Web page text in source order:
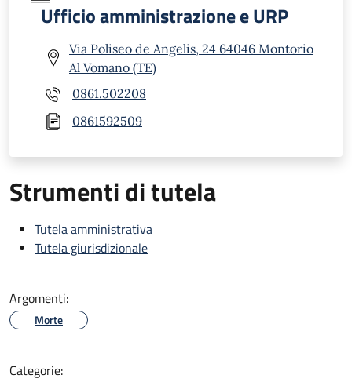
Ufficio amministrazione e URP
Via Poliseo de Angelis, 24 64046 Montorio
Al Vomano (TE)
0861.502208
0861592509
Strumenti di tutela
Tutela amministrativa
Tutela giurisdizionale
Argomenti:
Morte
Categorie: